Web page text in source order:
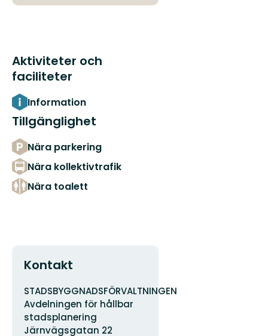
Aktiviteter och
faciliteter
Information
Tillgänglighet
Nära parkering
Nära kollektivtrafik
Nära toalett
Kontakt
Adress
STADSBYGGNADSFÖRVALTNINGEN
Avdelningen för hållbar
stadsplanering
Järnvägsgatan 22